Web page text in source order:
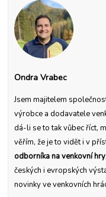
Ondra Vrabec
Jsem majitelem
výrobce a dodavatele
dá-li se to tak vůbec říct,
věřím, že je to vidět i v
odborníka na venkovní hry
českých i evropských
novinky ve venkovních